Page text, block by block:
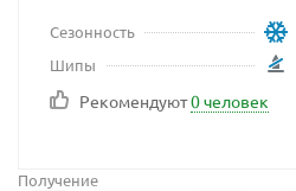
Сезонность
Шипы
Рекомендуют0 человек
Получение